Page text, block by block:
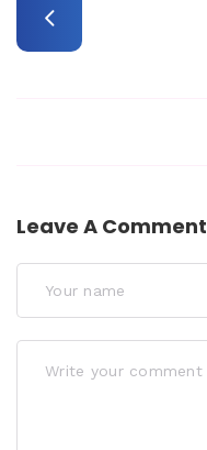
Leave A Comment